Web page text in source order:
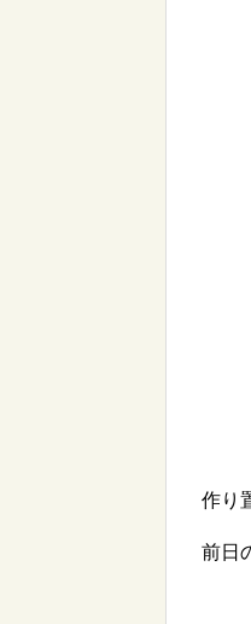
作り
前日